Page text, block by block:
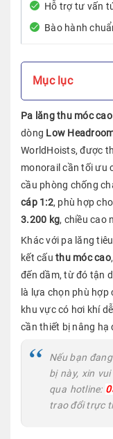
Hỗ trợ tư vấn
Bào hành
Mục lục
Pa lăng thu móc
dòng Low
WorldHoists, được
monorail cần tối ưu
cầu phòng chống
cáp 1:2, phù hợp
3.200 kg, chiều cao
Khác với pa lăng
kết cấu thu móc cao
đến dầm, từ đó tận
là lựa chọn phù
khu vực có hơi khí
cần thiết bị nâng hạ
Nếu bạn
bị này, xin
qua hotline:
trao đổi trực